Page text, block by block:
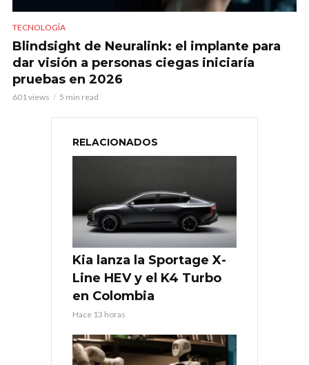
TECNOLOGÍA
Blindsight de Neuralink: el implante para
dar visión a personas ciegas iniciaría
pruebas en 2026
601 views 5 min read
RELACIONADOS
Kia lanza la Sportage X-
Line HEV y el K4 Turbo
en Colombia
Hace 13 horas